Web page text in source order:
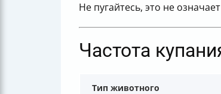
Не пугайтесь, это не
Частота
Тип животного